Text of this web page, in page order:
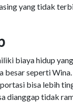
yang tidak
biaya hidup
seperti Wina.
bisa lebih
dianggap tidak